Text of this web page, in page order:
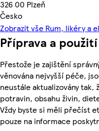
326 00 Plzeň
Česko
Zobrazit vše Rum, likéry a
Příprava a použití
Přestože je zajištění
věnována nejvyšší péče,
neustále aktualizovány tak,
potravin, obsahu živin,
Vždy byste si měli přečíst
pouze na informace